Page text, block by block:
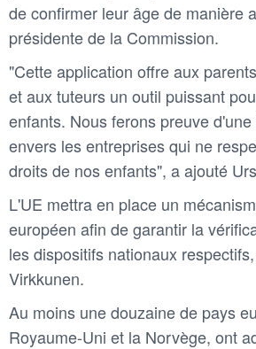
de confirmer leur âge de manière
présidente de la Commission.
"Cette application offre aux
et aux tuteurs un outil puissant
enfants. Nous ferons preuve
envers les entreprises qui ne
droits de nos enfants", a ajouté
L'UE mettra en place un
européen afin de garantir la
les dispositifs nationaux
Virkkunen.
Au moins une douzaine de pays
Royaume-Uni et la Norvège, ont